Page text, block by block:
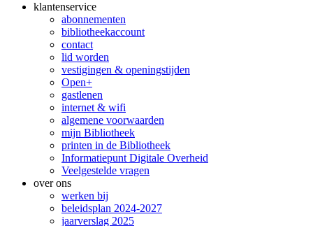
klanten­service
abonnementen
bibliotheekaccount
contact
lid worden
vestigingen & openingstijden
Open+
gastlenen
internet & wifi
algemene voorwaarden
mijn Bibliotheek
printen in de Bibliotheek
Informatiepunt Digitale Overheid
Veelgestelde vragen
over ons
werken bij
beleidsplan 2024-2027
jaarverslag 2025